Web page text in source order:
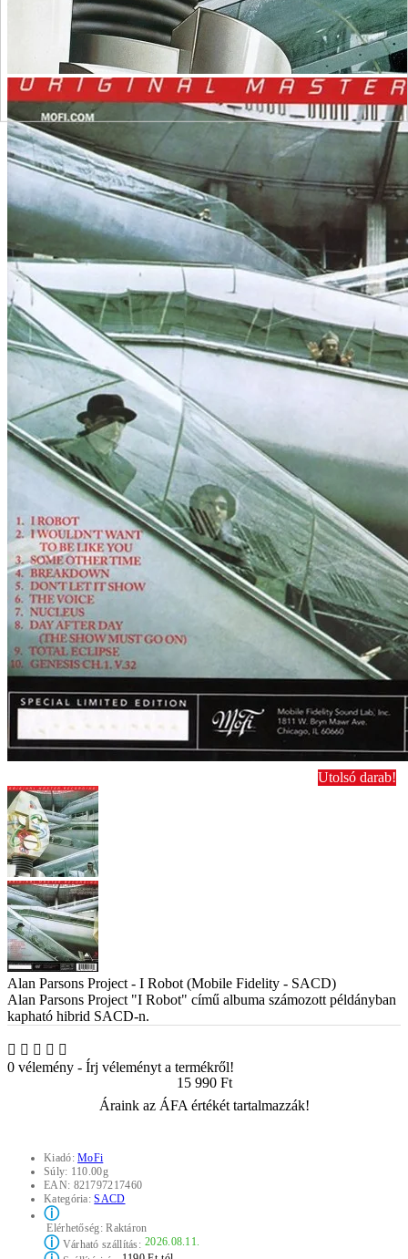
Utolsó darab!
Alan Parsons Project - I Robot (Mobile Fidelity - SACD)
Alan Parsons Project "I Robot" című albuma számozott példányban
kapható hibrid SACD-n.
0 vélemény - Írj véleményt a termékről!
15 990 Ft
Áraink az ÁFA értékét tartalmazzák!
Kiadó:MoFi
Súly: 110.00g
EAN: 821797217460
Kategória:SACD
ⓘ
Elérhetőség:Raktáron
ⓘVárható szállítás: 2026.08.11.